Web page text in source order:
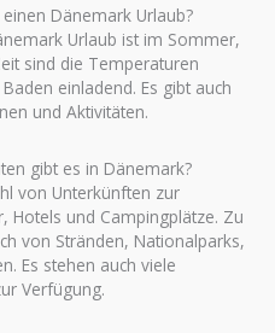
Dänemark Urlaub?
Urlaub ist im Sommer,
sind die Temperaturen
einladend. Es gibt auch
und Aktivitäten.
gibt es in Dänemark?
von Unterkünften zur
Hotels und Campingplätze. Zu
von Stränden, Nationalparks,
Es stehen auch viele
Verfügung.